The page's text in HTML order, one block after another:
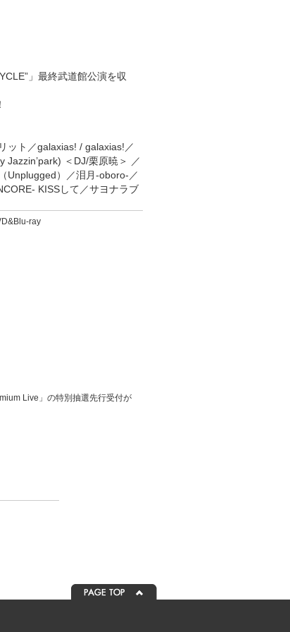
」最終武道館公演を収
ット／galaxias! / galaxias!／
＜DJ/栗原暁＞ ／
Unplugged）／泪月-oboro-／
KISSして／サヨナラブ
ray
Live」の特別抽選先行受付が